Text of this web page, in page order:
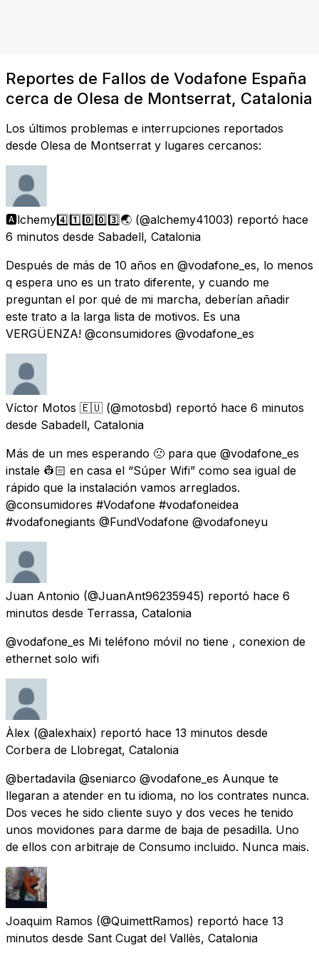
Reportes de Fallos de Vodafone España
cerca de Olesa de Montserrat, Catalonia
Los últimos problemas e interrupciones reportados
desde Olesa de Montserrat y lugares cercanos:
🅰️lchemy4️⃣1️⃣0️⃣0️⃣3️⃣🌏 (@alchemy41003) reportó hace
6 minutos desde Sabadell, Catalonia
Después de más de 10 años en @vodafone_es, lo menos
q espera uno es un trato diferente, y cuando me
preguntan el por qué de mi marcha, deberían añadir
este trato a la larga lista de motivos. Es una
VERGÜENZA! @consumidores @vodafone_es
Víctor Motos 🇪🇺 (@motosbd) reportó hace 6 minutos
desde Sabadell, Catalonia
Más de un mes esperando 🙁 para que @vodafone_es
instale 👷🏻 en casa el “Súper Wifi” como sea igual de
rápido que la instalación vamos arreglados.
@consumidores #Vodafone #vodafoneidea
#vodafonegiants @FundVodafone @vodafoneyu
Juan Antonio (@JuanAnt96235945) reportó hace 6
minutos desde Terrassa, Catalonia
@vodafone_es Mi teléfono móvil no tiene , conexion de
ethernet solo wifi
Àlex (@alexhaix) reportó hace 13 minutos desde
Corbera de Llobregat, Catalonia
@bertadavila @seniarco @vodafone_es Aunque te
llegaran a atender en tu idioma, no los contrates nunca.
Dos veces he sido cliente suyo y dos veces he tenido
unos movidones para darme de baja de pesadilla. Uno
de ellos con arbitraje de Consumo incluido. Nunca mais.
Joaquim Ramos (@QuimettRamos) reportó hace 13
minutos desde Sant Cugat del Vallès, Catalonia